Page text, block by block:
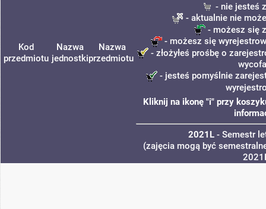
Kod
przedmiotu
Nazwa
jednostki
Nazwa
przedmiotu
- nie jesteś
- aktualnie nie
- możesz się
- możesz się
- złożyłeś prośbę o
- jesteś pomyślnie
Kliknij na ikonę "i" przy
2021L - Semestr
(zajęcia mogą być